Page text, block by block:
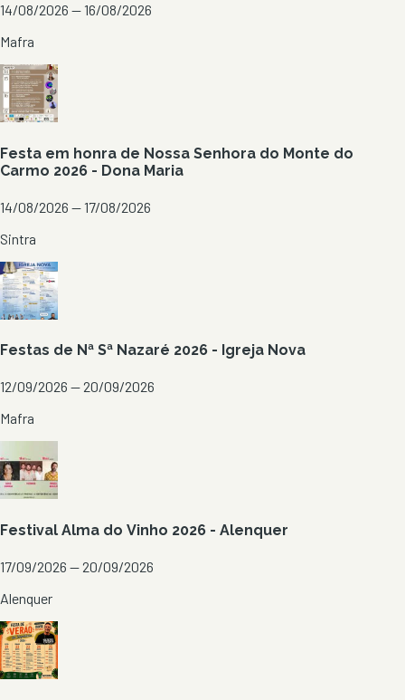
14/08/2026 — 16/08/2026
Mafra
Festa em honra de Nossa Senhora do Monte do
Carmo 2026 - Dona Maria
14/08/2026 — 17/08/2026
Sintra
Festas de Nª Sª Nazaré 2026 - Igreja Nova
12/09/2026 — 20/09/2026
Mafra
Festival Alma do Vinho 2026 - Alenquer
17/09/2026 — 20/09/2026
Alenquer